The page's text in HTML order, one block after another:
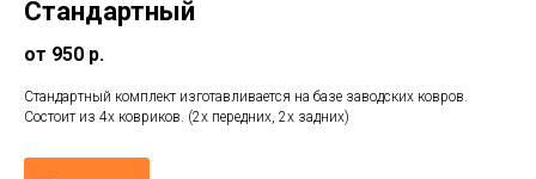
Стандартный
от 950 р.
Стандартный комплект изготавливается на базе заводских ковров.
Состоит из 4х ковриков. (2х передних, 2х задних)